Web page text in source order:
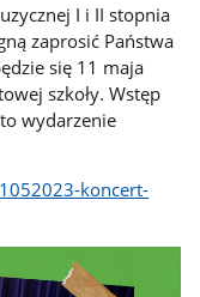
I i II stopnia
zaprosić Państwa
się 11 maja
szkoły. Wstęp
wydarzenie
koncert-